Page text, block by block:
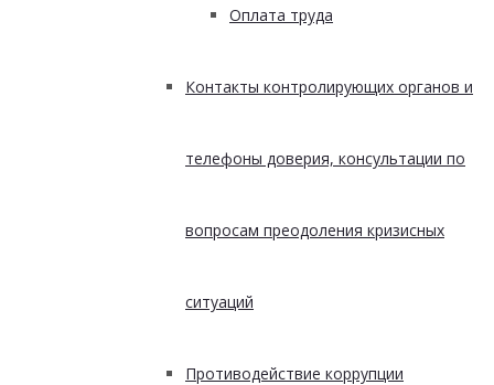
Оплата труда
Контакты контролирующих органов и
телефоны доверия, консультации по
вопросам преодоления кризисных
ситуаций
Противодействие коррупции